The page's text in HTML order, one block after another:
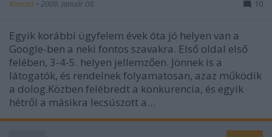
Konrad • 2009. január 08. 10
Egyik korábbi ügyfelem évek óta jó helyen van a
Google-ben a neki fontos szavakra. Első oldal első
felében, 3-4-5. helyen jellemzően. Jönnek is a
látogatók, és rendelnek folyamatosan, azaz működik
a dolog.Közben felébredt a konkurencia, és egyik
hétről a másikra lecsúszott a…